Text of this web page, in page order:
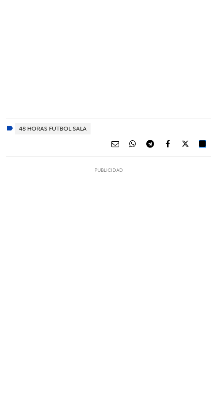
48 HORAS FUTBOL SALA